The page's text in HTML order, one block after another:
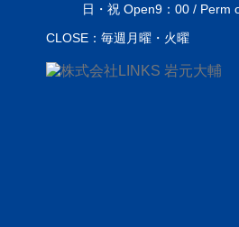
日・祝 Open9：00 / Perm
CLOSE：毎週月曜・火曜